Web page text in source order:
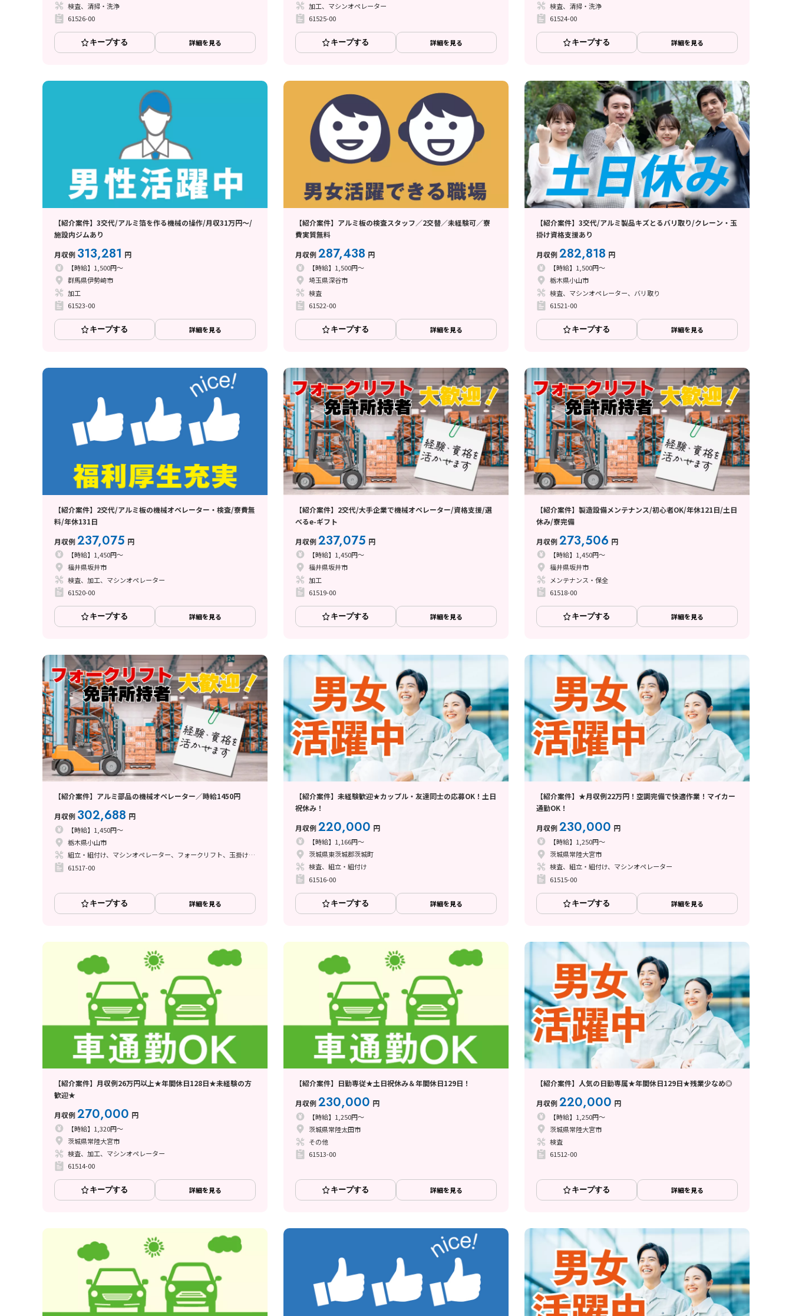
検査、清掃・洗浄
61526-00
キープする 詳細を見る
加工、マシンオペレーター
61525-00
キープする 詳細を見る
検査、清掃・洗浄
61524-00
キープする 詳細を見る
【紹介案件】3交代/アルミ箔を作る機械の操作/月収31万円～/
施設内ジムあり
月収例 313,281 円
【時給】1,500円～
群馬県伊勢崎市
加工
61523-00
キープする 詳細を見る
【紹介案件】アルミ板の検査スタッフ／2交替／未経験可／寮
費実質無料
月収例287,438 円
【時給】1,500円～
埼玉県深谷市
検査
61522-00
キープする 詳細を見る
【紹介案件】3交代/アルミ製品キズとるバリ取り/クレーン・玉
掛け資格支援あり
月収例282,818 円
【時給】1,500円～
栃木県小山市
検査、マシンオペレーター、バリ取り
61521-00
キープする 詳細を見る
【紹介案件】2交代/アルミ板の機械オペレーター・検査/寮費無
料/年休131日
月収例237,075 円
【時給】1,450円～
福井県坂井市
検査、加工、マシンオペレーター
61520-00
キープする 詳細を見る
【紹介案件】2交代/大手企業で機械オペレーター/資格支援/選
べるe-ギフト
月収例237,075 円
【時給】1,450円～
福井県坂井市
加工
61519-00
キープする 詳細を見る
【紹介案件】製造設備メンテナンス/初心者OK/年休121日/土日
休み/寮完備
月収例273,506 円
【時給】1,450円～
福井県坂井市
メンテナンス・保全
61518-00
キープする 詳細を見る
【紹介案件】アルミ部品の機械オペレーター／時給1450円
月収例 302,688 円
【時給】1,450円～
栃木県小山市
組立・組付け、マシンオペレーター、フォークリフト、玉掛け・クレーン
61517-00
キープする 詳細を見る
【紹介案件】未経験歓迎★カップル・友達同士の応募OK！土日
祝休み！
月収例220,000 円
【時給】1,166円～
茨城県東茨城郡茨城町
検査、組立・組付け
61516-00
キープする 詳細を見る
【紹介案件】★月収例22万円！空調完備で快適作業！マイカー
通勤OK！
月収例230,000 円
【時給】1,250円～
茨城県常陸大宮市
検査、組立・組付け、マシンオペレーター
61515-00
キープする 詳細を見る
【紹介案件】月収例26万円以上★年間休日128日★未経験の方
歓迎★
月収例270,000 円
【時給】1,320円～
茨城県常陸大宮市
検査、加工、マシンオペレーター
61514-00
キープする 詳細を見る
【紹介案件】日勤専従★土日祝休み＆年間休日129日！
月収例230,000 円
【時給】1,250円～
茨城県常陸太田市
その他
61513-00
キープする 詳細を見る
【紹介案件】人気の日勤専属★年間休日129日★残業少なめ◎
月収例220,000 円
【時給】1,250円～
茨城県常陸大宮市
検査
61512-00
キープする 詳細を見る